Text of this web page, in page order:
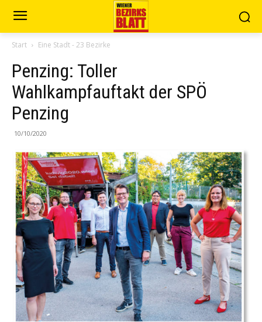
Start Eine Stadt - 23 Bezirke
Penzing: Toller
Wahlkampfauftakt der SPÖ
Penzing
10/10/2020